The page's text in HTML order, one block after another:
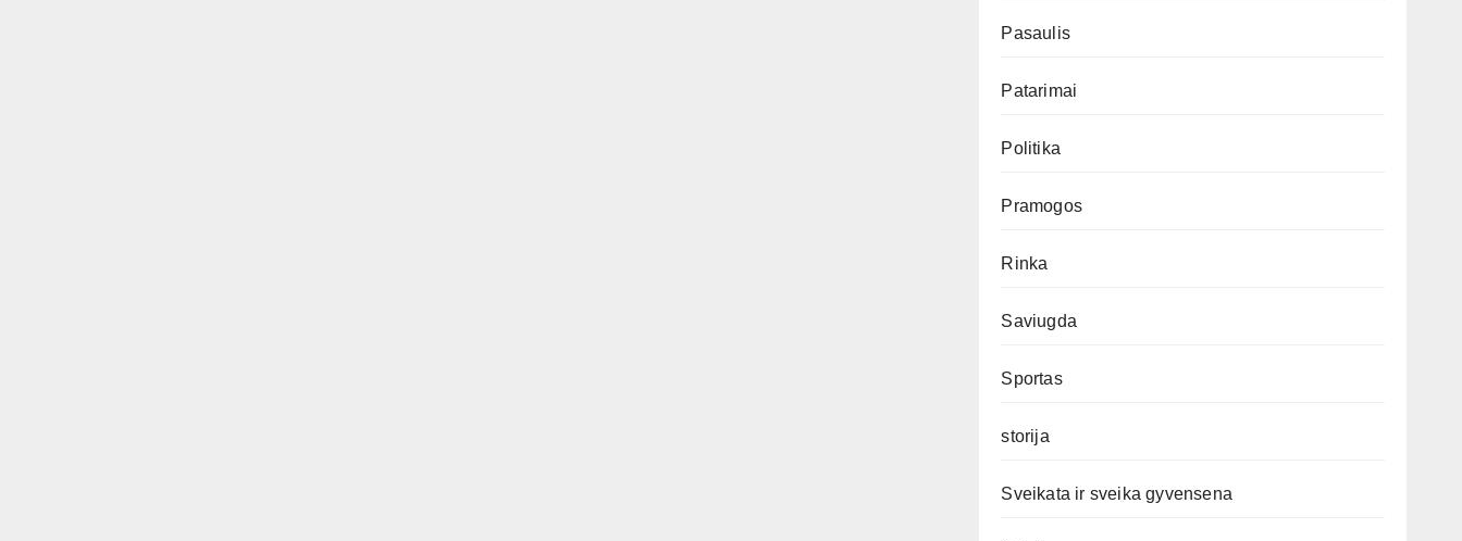
Pasaulis
Patarimai
Politika
Pramogos
Rinka
Saviugda
Sportas
storija
Sveikata ir sveika gyvensena